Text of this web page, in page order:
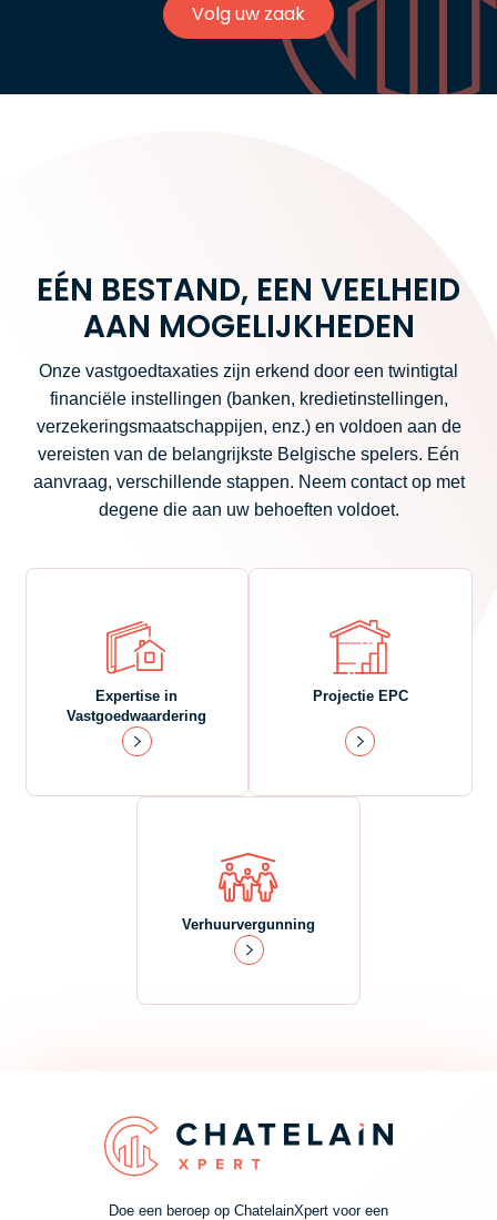
Volg uw zaak
EÉN BESTAND, EEN VEELHEID
AAN MOGELIJKHEDEN
Onze vastgoedtaxaties zijn erkend door een twintigtal
financiële instellingen (banken, kredietinstellingen,
verzekeringsmaatschappijen, enz.) en voldoen aan de
vereisten van de belangrijkste Belgische spelers. Eén
aanvraag, verschillende stappen. Neem contact op met
degene die aan uw behoeften voldoet.
Expertise in
Vastgoedwaardering
Projectie EPC
Verhuurvergunning
Doe een beroep op ChatelainXpert voor een